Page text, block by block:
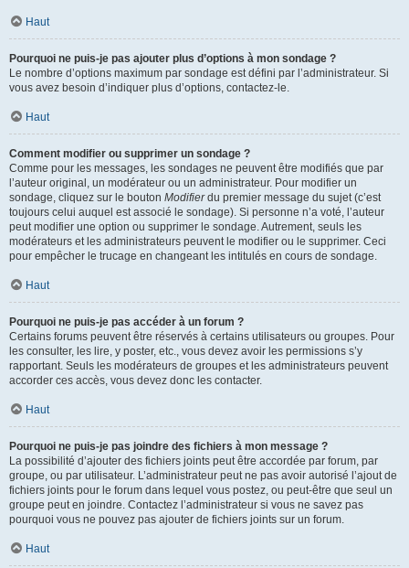
Haut
Pourquoi ne puis-je pas ajouter plus d’options à mon sondage ?
Le nombre d’options maximum par sondage est défini par l’administrateur. Si
vous avez besoin d’indiquer plus d’options, contactez-le.
Haut
Comment modifier ou supprimer un sondage ?
Comme pour les messages, les sondages ne peuvent être modifiés que par
l’auteur original, un modérateur ou un administrateur. Pour modifier un
sondage, cliquez sur le bouton Modifierdu premier message du sujet (c’est
toujours celui auquel est associé le sondage). Si personne n’a voté, l’auteur
peut modifier une option ou supprimer le sondage. Autrement, seuls les
modérateurs et les administrateurs peuvent le modifier ou le supprimer. Ceci
pour empêcher le trucage en changeant les intitulés en cours de sondage.
Haut
Pourquoi ne puis-je pas accéder à un forum ?
Certains forums peuvent être réservés à certains utilisateurs ou groupes. Pour
les consulter, les lire, y poster, etc., vous devez avoir les permissions s’y
rapportant. Seuls les modérateurs de groupes et les administrateurs peuvent
accorder ces accès, vous devez donc les contacter.
Haut
Pourquoi ne puis-je pas joindre des fichiers à mon message ?
La possibilité d’ajouter des fichiers joints peut être accordée par forum, par
groupe, ou par utilisateur. L’administrateur peut ne pas avoir autorisé l’ajout de
fichiers joints pour le forum dans lequel vous postez, ou peut-être que seul un
groupe peut en joindre. Contactez l’administrateur si vous ne savez pas
pourquoi vous ne pouvez pas ajouter de fichiers joints sur un forum.
Haut